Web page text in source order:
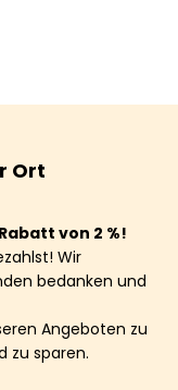
Ort
von 2 %!
Wir
bedanken und
Angeboten zu
zu sparen.